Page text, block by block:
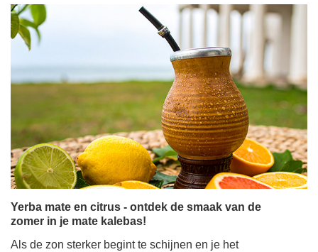
Yerba mate en citrus - ontdek de smaak van de
zomer in je mate kalebas!
Als de zon sterker begint te schijnen en je het